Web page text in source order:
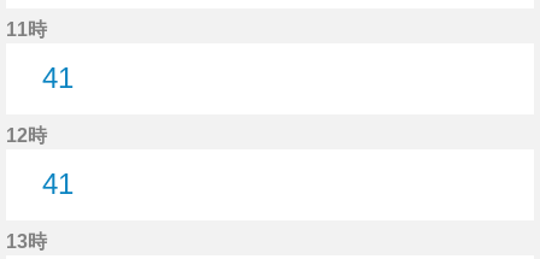
11時
41
12時
41
13時